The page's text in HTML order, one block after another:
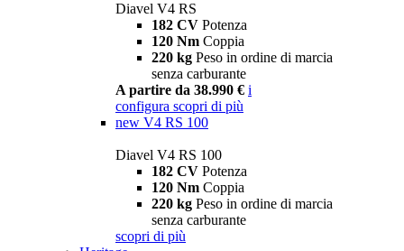
Diavel V4 RS
182 CV Potenza
120 Nm Coppia
220 kg Peso in ordine di marcia
senza carburante
A partire da 38.990 € i
configura scopri di più
new V4 RS 100
Diavel V4 RS 100
182 CV Potenza
120 Nm Coppia
220 kg Peso in ordine di marcia
senza carburante
scopri di più